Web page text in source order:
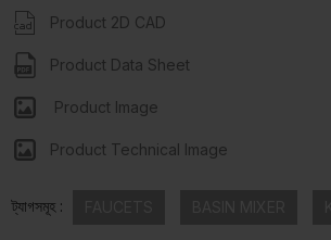
Product 2D CAD
Product Data Sheet
Product Image
Product Technical Image
ট্যাগসমূহ :